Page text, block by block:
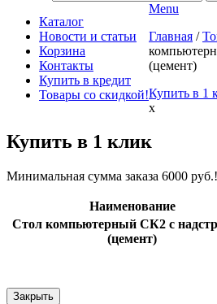
Каталог
Новости и статьи
Корзина
Контакты
Купить в кредит
Товары со скидкой!
Menu
Главная /
(цемент)
Купить в 1
x
Купить в 1 клик
Минимальная сумма заказа 6000 руб.!
Наименование
Стол компьютерный СК2 с
(цемент)
Закрыть